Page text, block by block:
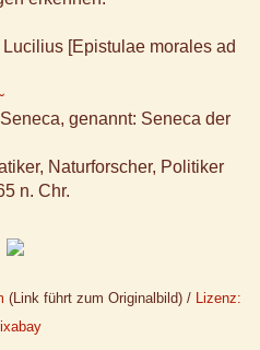
[Epistulae morales ad
genannt: Seneca der
Naturforscher, Politiker
n. Chr.
(Link führt zum Originalbild) / Lizenz: